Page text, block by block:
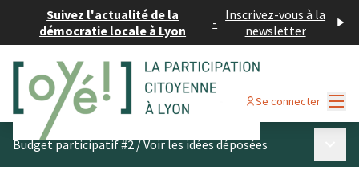
Suivez l'actualité de la
démocratie locale à Lyon
- Inscrivez-vous à la
newsletter
Se connecter
Budget participatif #2/Voir les idées déposées